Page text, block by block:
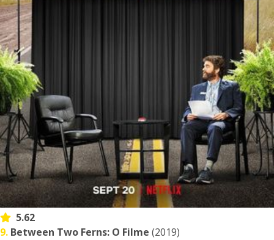
5.62
9. Between Two Ferns: O Filme (2019)